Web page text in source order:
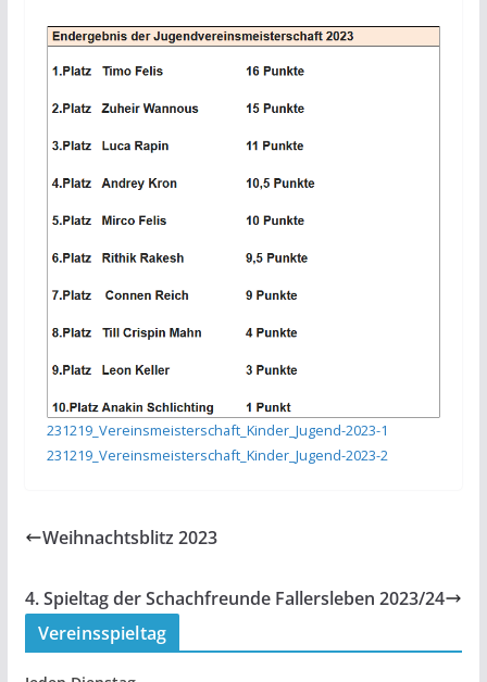
231219_Vereinsmeisterschaft_Kinder_Jugend-2023-1
231219_Vereinsmeisterschaft_Kinder_Jugend-2023-2
Weihnachtsblitz 2023
4. Spieltag der Schachfreunde Fallersleben 2023/24
Vereinsspieltag